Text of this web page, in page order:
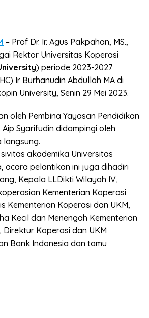
– Prof Dr. Ir. Agus Pakpahan, MS.,
Rektor Universitas Koperasi
) periode 2023-2027
Ir Burhanudin Abdullah MA di
University, Senin 29 Mei 2023.
oleh Pembina Yayasan Pendidikan
Syarifudin didampingi oleh
langsung.
akademika Universitas
acara pelantikan ini juga dihadiri
Kepala LLDikti Wilayah IV,
Kementerian Koperasi
Kementerian Koperasi dan UKM,
Kecil dan Menengah Kementerian
Direktur Koperasi dan UKM
Bank Indonesia dan tamu